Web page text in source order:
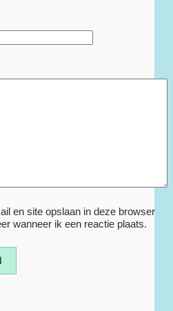
en site opslaan in deze browser
wanneer ik een reactie plaats.